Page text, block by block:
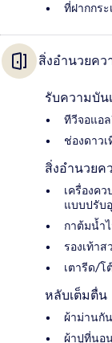
ที่ฝากกระ
สิ่งอำนวยค
รับความบัน
ทีวีจอแอ
ช่องดาวเ
สิ่งอำนวยค
เครื่องค
แบบปรับ
กาต้มน้ำ
รองเท้าส
เตารีด/โ
หลับเต็มตื่น
ผ้าม่านกั
ผ้าปูที่นอ